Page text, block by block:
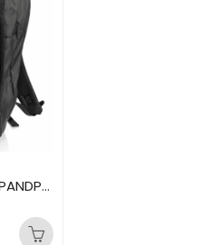
KLIPXTREME MORRAL XPANDPACK PARA LAPTOPS NEGRO 15.6″ KNB-650BK